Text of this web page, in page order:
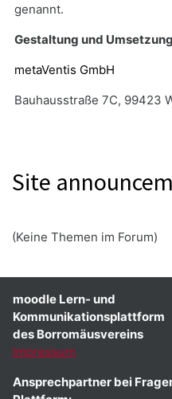
genannt.
Gestaltung und
metaVentis GmbH
Bauhausstraße 7C, 99423
Site
(Keine Themen im Forum)
moodle Lern- und
Kommunikationsplattform
des Borromäusvereins
Impressum
Ansprechpartner bei